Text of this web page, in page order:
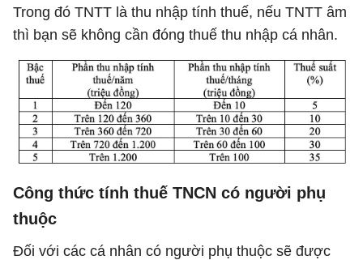
Trong đó TNTT là thu nhập tính thuế, nếu TNTT âm
thì bạn sẽ không cần đóng thuế thu nhập cá nhân.
Công thức tính thuế TNCN có người phụ
thuộc
Đối với các cá nhân có người phụ thuộc sẽ được